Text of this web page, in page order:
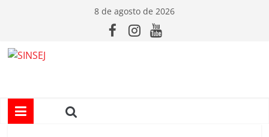
conteúdo
8 de agosto de 2026
I